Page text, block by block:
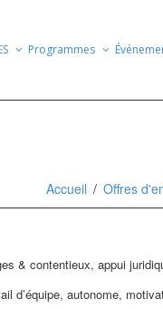
Programmes
Accueil Offres
& contentieux, appui
d’équipe, autonome,